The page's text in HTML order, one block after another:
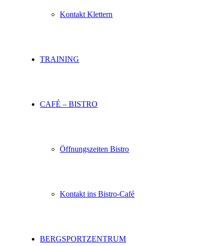
Kontakt Klettern
TRAINING
CAFÉ – BISTRO
Öffnungszeiten Bistro
Kontakt ins Bistro-Café
BERGSPORTZENTRUM